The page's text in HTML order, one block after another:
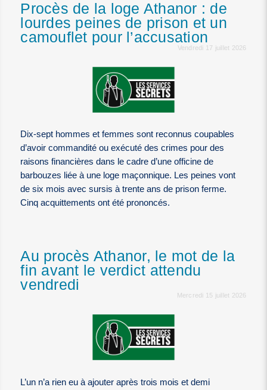
Procès de la loge Athanor : de
lourdes peines de prison et un
camouflet pour l’accusation
Vendredi 17 juillet 2026
Dix-sept hommes et femmes sont reconnus coupables
d’avoir commandité ou exécuté des crimes pour des
raisons financières dans le cadre d’une officine de
barbouzes liée à une loge maçonnique. Les peines vont
de six mois avec sursis à trente ans de prison ferme.
Cinq acquittements ont été prononcés.
Au procès Athanor, le mot de la
fin avant le verdict attendu
vendredi
Mercredi 15 juillet 2026
L’un n’a rien eu à ajouter après trois mois et demi